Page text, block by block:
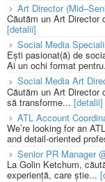
Art Director
Căutăm un Art Director
[detalii]
Social Media
Ești pasionat(ă) de
Ai un ochi format
Social Media Art
Căutăm un Art Director
să transforme... [detalii]
ATL Account
We’re looking for an
and detail-oriented
Senior PR Manager
La Golin Ketchum,
experiență, care știe...